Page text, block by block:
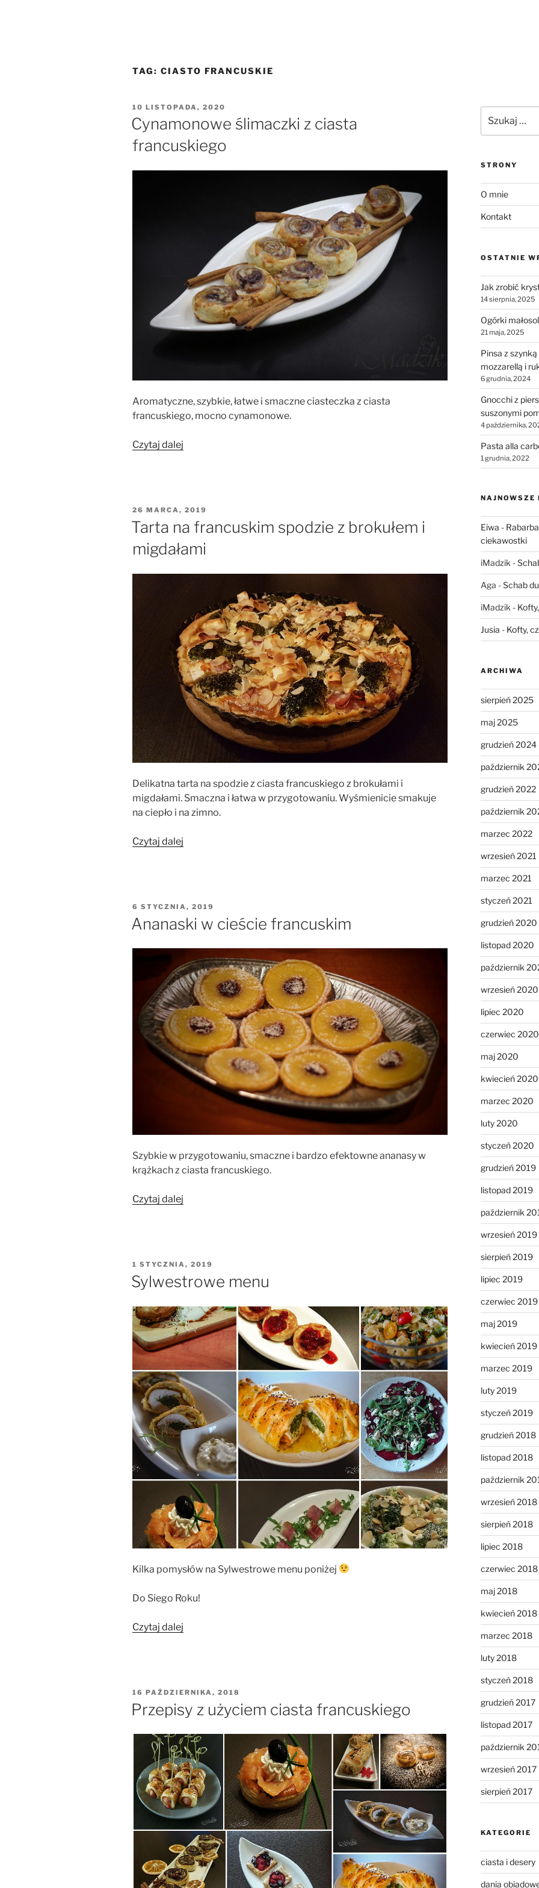
TAG: CIASTO FRANCUSKIE
OPUBLIKOWANE
W
10 LISTOPADA, 2020
Cynamonowe ślimaczki z ciasta
francuskiego
Aromatyczne, szybkie, łatwe i smaczne ciasteczka z ciasta
francuskiego, mocno cynamonowe.
Czytaj dalej
OPUBLIKOWANE
W
26 MARCA, 2019
Tarta na francuskim spodzie z brokułem i
migdałami
Delikatna tarta na spodzie z ciasta francuskiego z brokułami i
migdałami. Smaczna i łatwa w przygotowaniu. Wyśmienicie smakuje
na ciepło i na zimno.
Czytaj dalej
brokułem
i
OPUBLIKOWANE
W
6 STYCZNIA, 2019
Ananaski w cieście francuskim
Szybkie w przygotowaniu, smaczne i bardzo efektowne ananasy w
krążkach z ciasta francuskiego.
Czytaj dalej
OPUBLIKOWANE
W
1 STYCZNIA, 2019
Sylwestrowe menu
Kilka pomysłów na Sylwestrowe menu poniżej
Do Siego Roku!
Czytaj dalej
OPUBLIKOWANE
W
16 PAŹDZIERNIKA, 2018
Przepisy z użyciem ciasta francuskiego
STRONY
O mnie
Kontakt
OSTATNIE
Jak zrobić
14 sierpnia, 2025
Ogórki
21 maja, 2025
Pinsa z
mozzarellą i
6 grudnia, 2024
Gnocchi z
suszonymi
4 października,
Pasta alla
1 grudnia, 2022
NAJNOWSZE
Eiwa -
ciekawostki
iMadzik -
Aga -Schab
iMadzik -
Jusia - Kofty,
ARCHIWA
sierpień 2025
maj 2025
grudzień 2024
październik
grudzień 2022
październik
marzec 2022
wrzesień 2021
marzec 2021
styczeń 2021
grudzień 2020
listopad 2020
październik
wrzesień 2020
lipiec 2020
czerwiec 2020
maj 2020
kwiecień 2020
marzec 2020
luty 2020
styczeń 2020
grudzień 2019
listopad 2019
październik
wrzesień 2019
sierpień 2019
lipiec 2019
czerwiec 2019
maj 2019
kwiecień 2019
marzec 2019
luty 2019
styczeń 2019
grudzień 2018
listopad 2018
październik
wrzesień 2018
sierpień 2018
lipiec 2018
czerwiec 2018
maj 2018
kwiecień 2018
marzec 2018
luty 2018
styczeń 2018
grudzień 2017
listopad 2017
październik
wrzesień 2017
sierpień 2017
KATEGORIE
ciasta i desery
dania